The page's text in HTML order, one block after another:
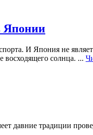
Японии
И Япония не
восходящего солнца. ...
давние традиции